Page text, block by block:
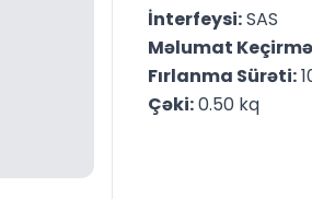
İnterfeysi: SAS
Məlumat
Fırlanma Sürəti:
Çəki: 0.50 kq